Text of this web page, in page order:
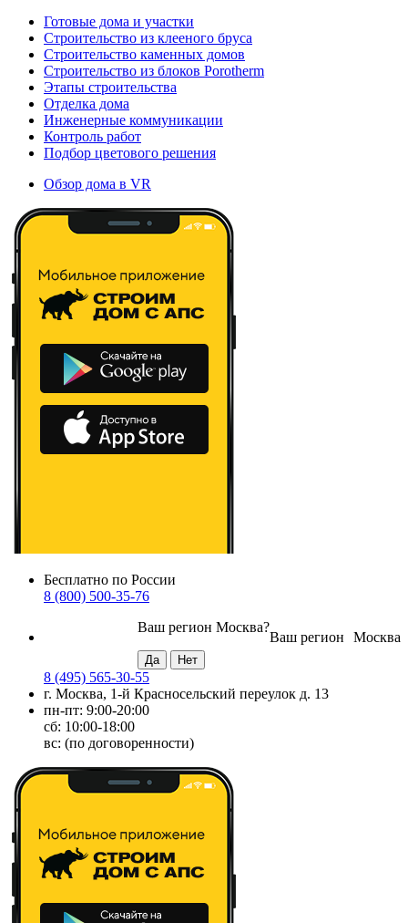
Готовые дома и участки
Строительство из клееного бруса
Строительство каменных домов
Строительство из блоков Porotherm
Этапы строительства
Отделка дома
Инженерные коммуникации
Контроль работ
Подбор цветового решения
Обзор дома в VR
Бесплатно по России
8 (800) 500-35-76
Москва
Ваш регион
Ваш регион Москва?
8 (495) 565-30-55
г. Москва, 1-й Красносельский переулок д. 13
пн-пт: 9:00-20:00
сб: 10:00-18:00
вс: (по договоренности)